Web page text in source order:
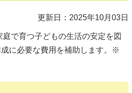
更新日：2025年10月03日
で育つ子どもの生活の安定を図
に必要な費用を補助します。※